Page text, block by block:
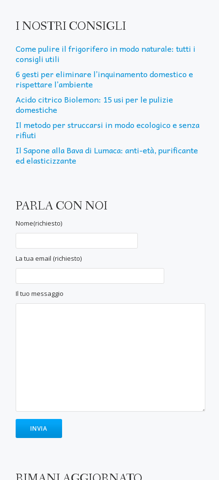
I NOSTRI CONSIGLI
Come pulire il frigorifero in modo naturale: tutti i
consigli utili
6 gesti per eliminare l’inquinamento domestico e
rispettare l’ambiente
Acido citrico Biolemon: 15 usi per le pulizie
domestiche
Il metodo per struccarsi in modo ecologico e senza
rifiuti
Il Sapone alla Bava di Lumaca: anti-età, purificante
ed elasticizzante
PARLA CON NOI
Nome(richiesto)
La tua email (richiesto)
Il tuo messaggio